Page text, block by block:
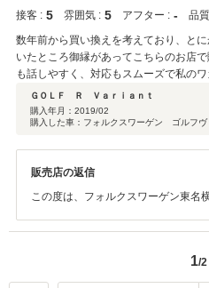
接客 : 5 雰囲気 : 5 アフター : ‐ 品
数年前から買い換えを考えており、と
いたところ御縁があってこちらのお店で購入いたし
も話しやすく、対応もスムーズで私の
に感謝しております 納車の際のサプライズも家内がとても喜んでおりました
初めての輸入車でしたが、さすが認定
することが出 来てとても満足しております 今までの車歴より少しだ
も問題なく使える車だと思います まだまだ操作はぎこちないですが色んな機
能を試して愉しんでいきたいと思います
ＧＯＬＦ Ｒ Ｖａｒｉａｎｔ
購入年月： 2019/02
購入した車：フォルクスワーゲン ゴルフ
販売店の返信
この度は、フォルクスワーゲン東名
う事で、いろいろと不安な点もお有
っかけに、フォルクスワーゲン車を
す。 今後とも長いお付き合いをよろ
1/2